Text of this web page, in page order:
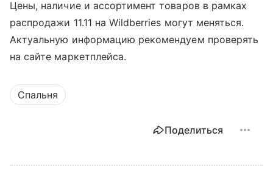
Цены, наличие и ассортимент товаров в рамках
распродажи 11.11 на Wildberries могут меняться.
Актуальную информацию рекомендуем проверять
на сайте маркетплейса.
Спальня
Поделиться